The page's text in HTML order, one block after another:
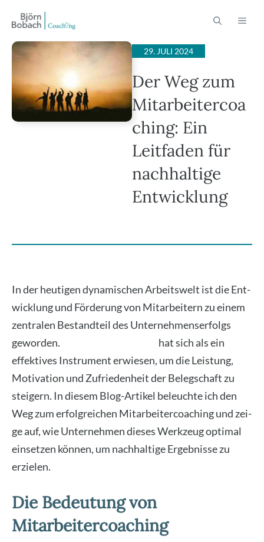
Inhalt
springen
29. JULI 2024
Der Weg zum
Mitarbeitercoa
ching: Ein
Leitfaden für
nachhaltige
Entwicklung
In der heu­ti­gen dyna­mi­schen Arbeits­welt ist die Ent­
wick­lung und För­de­rung von Mit­ar­bei­tern zu einem
zen­tra­len Bestand­teil des Unter­neh­mens­er­folgs
gewor­den.
hat sich als ein
effek­ti­ves Instru­ment erwie­sen, um die Leis­tung,
Moti­va­ti­on und Zufrie­den­heit der Beleg­schaft zu
stei­gern. In die­sem Blog-Arti­kel beleuch­te ich den
Weg zum erfolg­rei­chen Mit­ar­bei­ter­coa­ching und zei­
ge auf, wie Unter­neh­men die­ses Werk­zeug opti­mal
ein­set­zen kön­nen, um nach­hal­ti­ge Ergeb­nis­se zu
erzie­len.
Die Bedeutung von
Mitarbeitercoaching